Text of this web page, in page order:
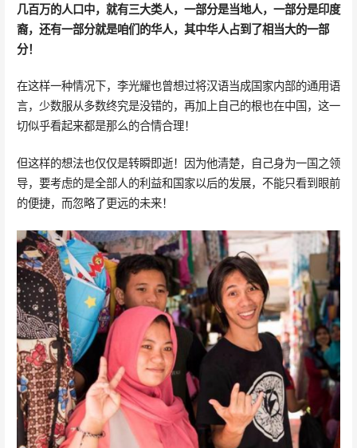
几百万的人口中，就有三大类人，一部分是当地人，一部分是印度
裔，还有一部分就是咱们的华人，其中华人占到了相当大的一部
分！
在这样一种情况下，李光耀也曾想过将汉语当成国家内部的通用语
言，少数服从多数终究是没错的，再加上自己的根也在中国，这一
切似乎看起来都是那么的合情合理！
但这样的想法也仅仅是转瞬即逝！因为他清楚，自己身为一国之领
导，要考虑的是全部人的利益和国家以后的发展，不能只看到眼前
的便捷，而忽略了更远的未来！